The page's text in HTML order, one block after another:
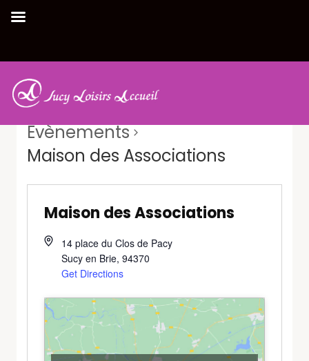
Évènements
Maison des Associations
Maison des Associations
14 place du Clos de Pacy
Sucy en Brie, 94370
Get Directions